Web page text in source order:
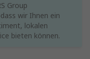
Group
wir Ihnen ein
lokalen
bieten können.